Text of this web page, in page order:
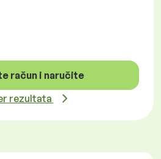
račun i naručite
rezultata